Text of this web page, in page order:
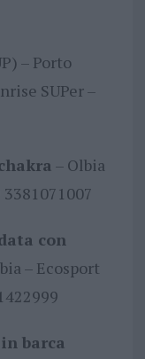
– Porto
SUPer –
– Olbia
con
– Ecosport
barca